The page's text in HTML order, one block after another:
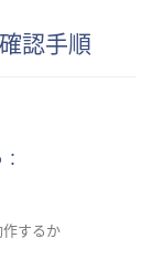
認手順
作するか